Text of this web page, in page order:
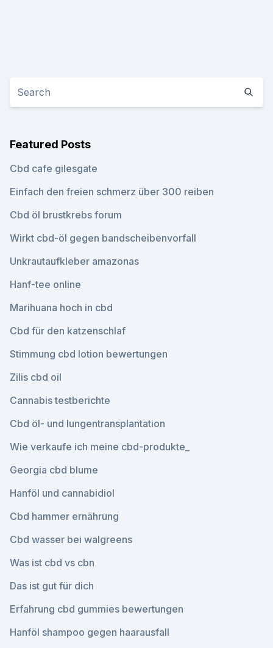
Featured Posts
Cbd cafe gilesgate
Einfach den freien schmerz über 300 reiben
Cbd öl brustkrebs forum
Wirkt cbd-öl gegen bandscheibenvorfall
Unkrautaufkleber amazonas
Hanf-tee online
Marihuana hoch in cbd
Cbd für den katzenschlaf
Stimmung cbd lotion bewertungen
Zilis cbd oil
Cannabis testberichte
Cbd öl- und lungentransplantation
Wie verkaufe ich meine cbd-produkte_
Georgia cbd blume
Hanföl und cannabidiol
Cbd hammer ernährung
Cbd wasser bei walgreens
Was ist cbd vs cbn
Das ist gut für dich
Erfahrung cbd gummies bewertungen
Hanföl shampoo gegen haarausfall